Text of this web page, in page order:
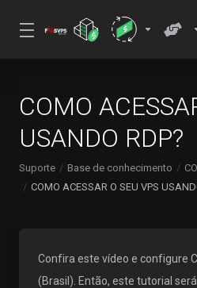
COMO
USANDO RDP?
Suporte Base de conhecimento
COMO ACESSAR O SEU VPS
Confira este vídeo e configure
(Brasil). Então, este tutorial